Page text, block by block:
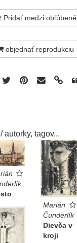
Pridať medzi obľúbené
objednať reprodukciu
autorky, tagov...
Marián
Čunderlík
Dievča v
kroji